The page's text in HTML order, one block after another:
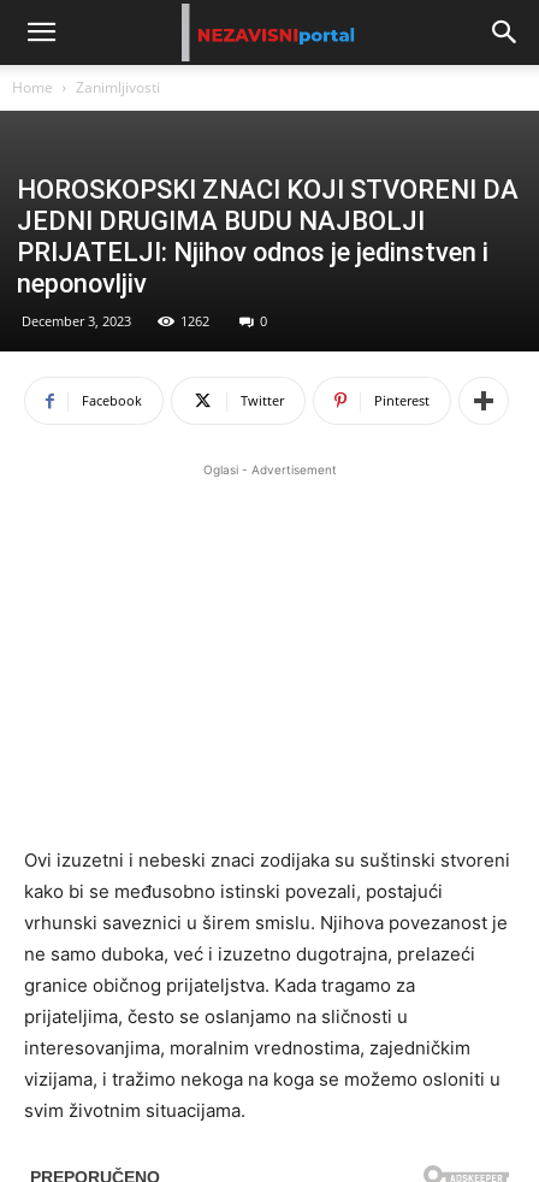
Home Zanimljivosti
HOROSKOPSKI ZNACI KOJI STVORENI DA
JEDNI DRUGIMA BUDU NAJBOLJI
PRIJATELJI: Njihov odnos je jedinstven i
neponovljiv
December 3, 2023 1262 0
Facebook Twitter Pinterest
Oglasi - Advertisement
Ovi izuzetni i nebeski znaci zodijaka su suštinski stvoreni
kako bi se međusobno istinski povezali, postajući
vrhunski saveznici u širem smislu. Njihova povezanost je
ne samo duboka, već i izuzetno dugotrajna, prelazeći
granice običnog prijateljstva. Kada tragamo za
prijateljima, često se oslanjamo na sličnosti u
interesovanjima, moralnim vrednostima, zajedničkim
vizijama, i tražimo nekoga na koga se možemo osloniti u
svim životnim situacijama.